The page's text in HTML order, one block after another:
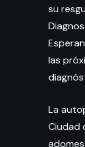
su
las
La
Ciudad